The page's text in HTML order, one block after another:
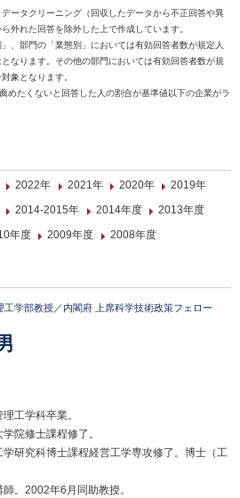
ータクリーニング（回収したデータから不正回答や異
外れた回答を除外した上で作成しています。
、部門の「業態別」においては有効回答者数が規定人
なります。その他の部門においては有効回答者数が規
象となります。
たくないと回答した人の割合が基準値以下の企業がラ
2022年 2021年 2020年
2019年
2014-2015年 2014年度
2013年度
年度 2009年度 2008年度
工学部教授／内閣府 上席科学技術政策フェロー
工学科卒業。
院修士課程修了。
研究科博士課程経営工学専攻修了。博士（工
。2002年6月同助教授。